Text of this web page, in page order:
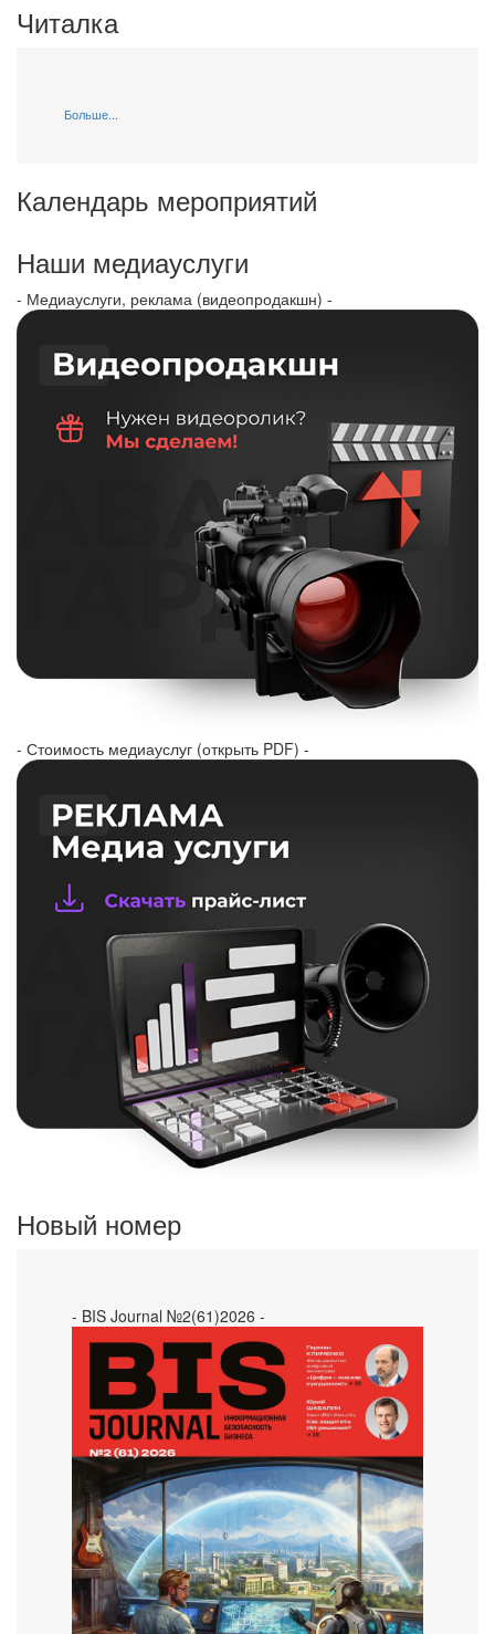
Читалка
Больше...
Календарь мероприятий
Наши медиауслуги
- Медиауслуги, реклама (видеопродакшн) -
- Стоимость медиауслуг (открыть PDF) -
Новый номер
- BIS Journal №2(61)2026 -